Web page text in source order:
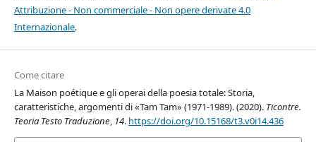
Attribuzione - Non commerciale - Non opere derivate 4.0
Internazionale.
Come citare
La Maison poétique e gli operai della poesia totale: Storia,
caratteristiche, argomenti di «Tam Tam» (1971-1989). (2020). Ticontre.
Teoria Testo Traduzione, 14. https://doi.org/10.15168/t3.v0i14.436